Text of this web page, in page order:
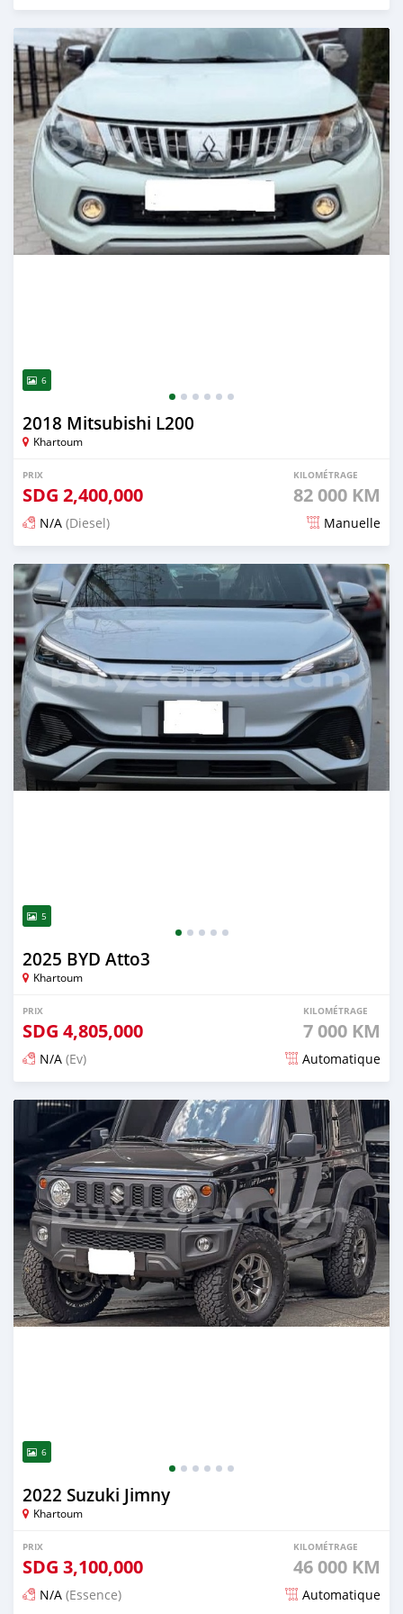
Publié il y a 3 mois
6
2018 Mitsubishi L200
Khartoum
PRIX
SDG 2,400,000
KILOMÉTRAGE
82 000 KM
N/A (Diesel) Manuelle
Publié il y a 3 mois
5
2025 BYD Atto3
Khartoum
PRIX
SDG 4,805,000
KILOMÉTRAGE
7 000 KM
N/A (Ev) Automatique
Publié il y a 3 mois
6
2022 Suzuki Jimny
Khartoum
PRIX
SDG 3,100,000
KILOMÉTRAGE
46 000 KM
N/A (Essence) Automatique